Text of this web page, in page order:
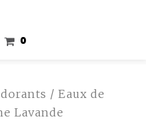
0
/ Eaux de
Lavande